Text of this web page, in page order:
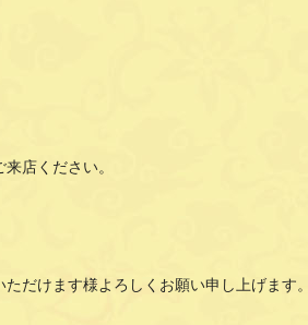
店ください。
だけます様よろしくお願い申し上げます